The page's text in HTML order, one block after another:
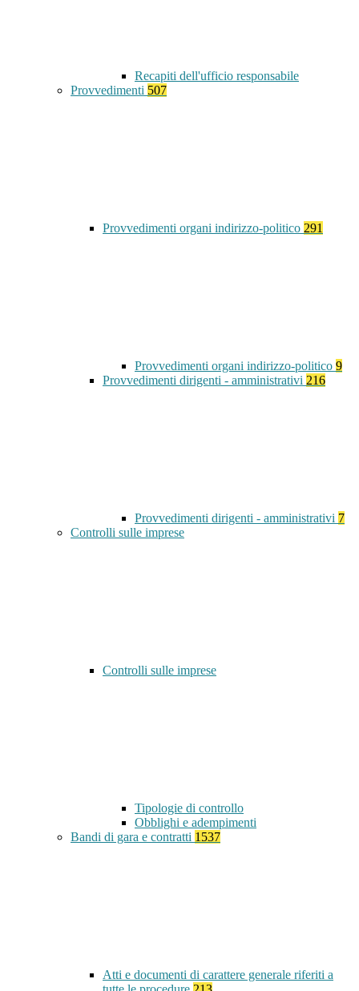
Recapiti dell'ufficio responsabile
Provvedimenti 507
Provvedimenti organi indirizzo-politico 291
Provvedimenti organi indirizzo-politico 9
Provvedimenti dirigenti - amministrativi 216
Provvedimenti dirigenti - amministrativi 7
Controlli sulle imprese
Controlli sulle imprese
Tipologie di controllo
Obblighi e adempimenti
Bandi di gara e contratti 1537
Atti e documenti di carattere generale riferiti a